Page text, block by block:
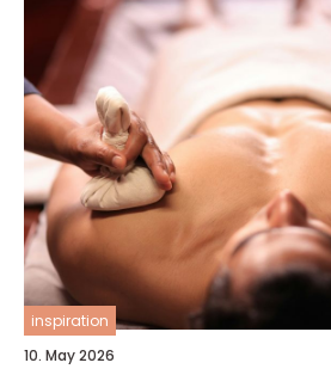
inspiration
10. May 2026